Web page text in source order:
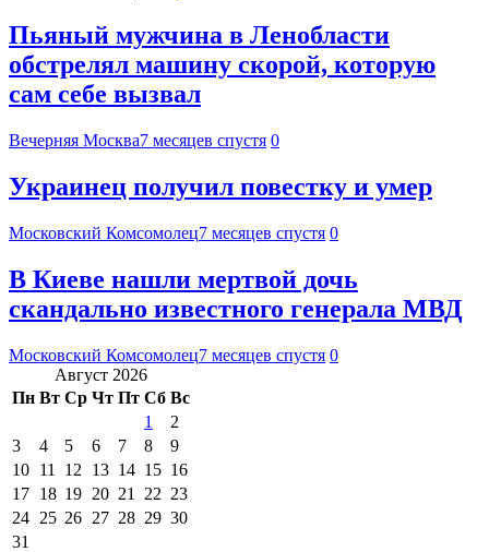
Пьяный мужчина в Ленобласти
обстрелял машину скорой, которую
сам себе вызвал
Вечерняя Москва7 месяцев спустя 0
Украинец получил повестку и умер
Московский Комсомолец7 месяцев спустя 0
В Киеве нашли мертвой дочь
скандально известного генерала МВД
Московский Комсомолец7 месяцев спустя 0
Август 2026
Пн Вт Ср Чт Пт Сб Вс
1
2
3
4 5 6 7 8
9
10 11 12 13 14 15 16
17 18 19 20 21 22 23
24 25 26 27 28 29 30
31